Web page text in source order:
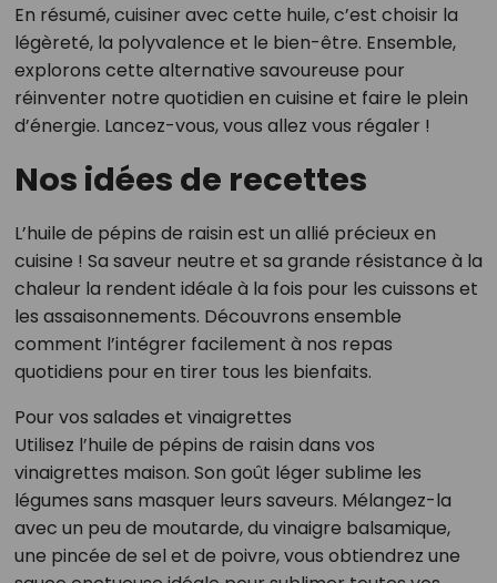
En résumé, cuisiner avec cette huile, c’est choisir la
légèreté, la polyvalence et le bien-être. Ensemble,
explorons cette alternative savoureuse pour
réinventer notre quotidien en cuisine et faire le plein
d’énergie. Lancez-vous, vous allez vous régaler !
Nos idées de recettes
L’huile de pépins de raisin est un allié précieux en
cuisine ! Sa saveur neutre et sa grande résistance à la
chaleur la rendent idéale à la fois pour les cuissons et
les assaisonnements. Découvrons ensemble
comment l’intégrer facilement à nos repas
quotidiens pour en tirer tous les bienfaits.
Pour vos salades et vinaigrettes
Utilisez l’huile de pépins de raisin dans vos
vinaigrettes maison. Son goût léger sublime les
légumes sans masquer leurs saveurs. Mélangez-la
avec un peu de moutarde, du vinaigre balsamique,
une pincée de sel et de poivre, vous obtiendrez une